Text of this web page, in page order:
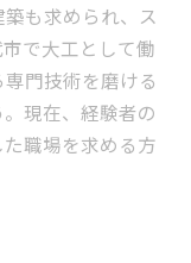
も求められ、ス
で大工として働
門技術を磨ける
現在、経験者の
職場を求める方